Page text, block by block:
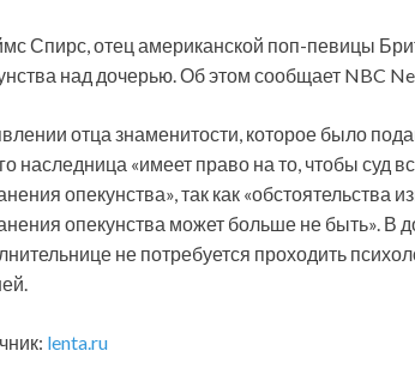
Спирс, отец американской поп-певицы
над дочерью. Об этом сообщает NBC
отца знаменитости, которое было
наследница «имеет право на то, чтобы суд
опекунства», так как «обстоятельства
опекунства может больше не быть». В
не потребуется проходить
lenta.ru